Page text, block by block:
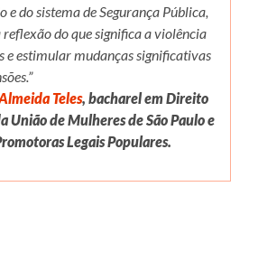
e do sistema de Segurança Pública,
do que significa a violência
e estimular mudanças significativas
Teles, bacharel em Direito
União de Mulheres de São Paulo e
Legais Populares.